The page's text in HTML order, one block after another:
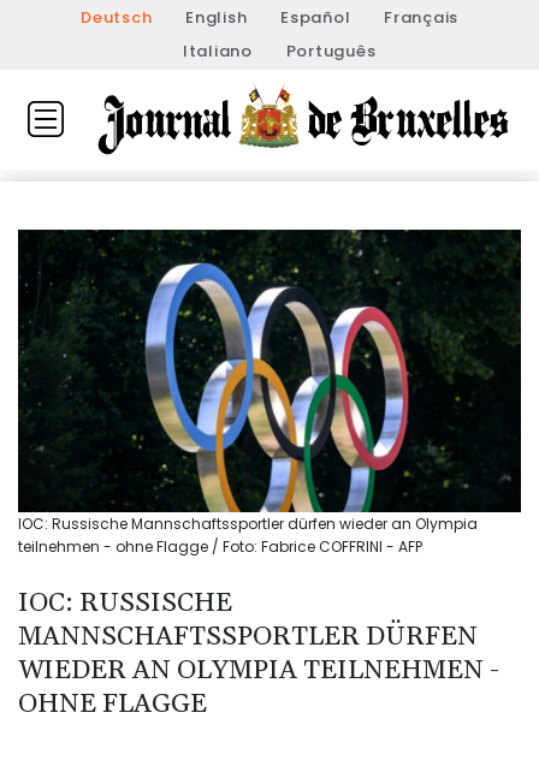
Deutsch English Español
Français
Italiano
Português
IOC: Russische Mannschaftssportler dürfen wieder an Olympia
teilnehmen - ohne Flagge / Foto: Fabrice COFFRINI - AFP
IOC: RUSSISCHE
MANNSCHAFTSSPORTLER DÜRFEN
WIEDER AN OLYMPIA TEILNEHMEN -
OHNE FLAGGE